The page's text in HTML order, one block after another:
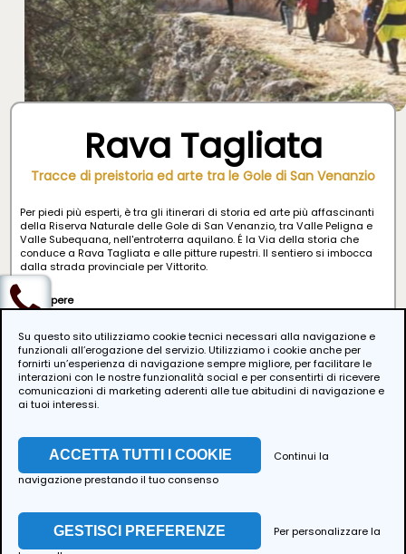
I Nostri Servizi
Rava Tagliata
Tracce di preistoria ed arte tra le Gole di San Venanzio
Per piedi più esperti, è tra gli itinerari di storia ed arte più affascinanti
della Riserva Naturale delle Gole di San Venanzio, tra Valle Peligna e
Valle Subequana, nell'entroterra aquilano. É la Via della storia che
conduce a Rava Tagliata e alle pitture rupestri. Il sentiero si imbocca
dalla strada provinciale per Vittorito.
Da sapere
Percorso: 6 km
Difficoltà: E- Escursionistica
Dislivello: 360 m
Quota max: 580 m
FAQ - Domande Frequenti
Considerate le temperature della stagione in corso, consigliamo un
abbigliamento a strati e traspirante, scarponcino da trekking
possibilmente alto. Indispensabile in caso di maltempo: cappellino,
Su questo sito utilizziamo cookie tecnici necessari alla navigazione e
funzionali all’erogazione del servizio. Utilizziamo i cookie anche per
fornirti un’esperienza di navigazione sempre migliore, per facilitare le
interazioni con le nostre funzionalità social e per consentirti di ricevere
comunicazioni di marketing aderenti alle tue abitudini di navigazione e
ai tuoi interessi.
ACCETTA TUTTI I COOKIE
Continui la
navigazione prestando il tuo consenso
GESTISCI PREFERENZE
Per personalizzare la